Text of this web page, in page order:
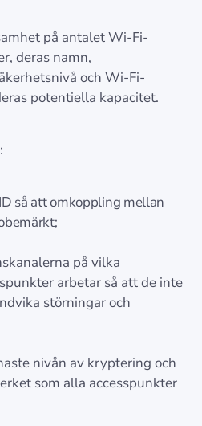
på antalet Wi-Fi-
deras namn,
och Wi-Fi-
potentiella kapacitet.
så att omkoppling mellan
på vilka
arbetar så att de inte
störningar och
nivån av kryptering och
som alla accesspunkter